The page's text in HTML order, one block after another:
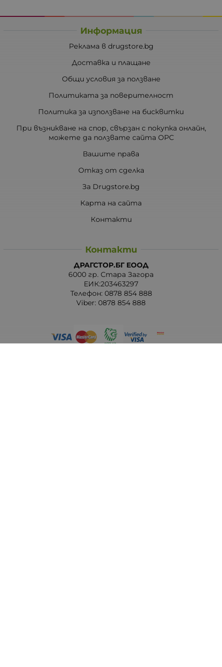
Информация
Реклама в drugstore.bg
Доставка и плащане
Общи условия за ползване
Политиката за поверителност
Политика за използване на бисквитки
При възникване на спор, свързан с покупка онлайн,
можете да ползвате сайта ОРС
Вашите права
Отказ от сделка
За Drugstore.bg
Карта на сайта
Контакти
Контакти
ДРАГСТОР.БГ ЕООД
6000 гр. Стара Загора
ЕИК:203463297
Телефон: 0878 854 888
Viber: 0878 854 888